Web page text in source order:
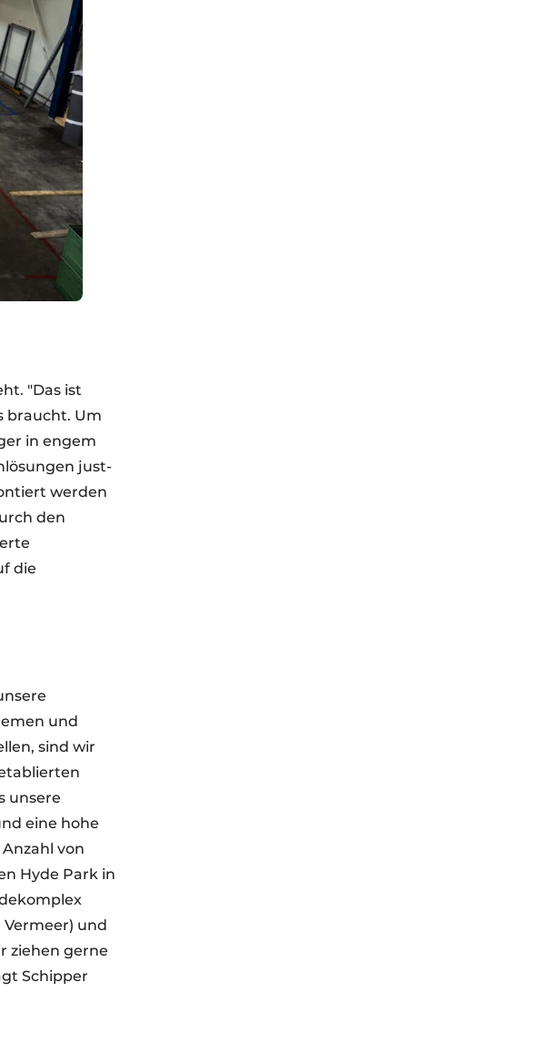
"Das ist
braucht. Um
in engem
just-
werden
den
die
und
sind wir
unsere
eine hohe
von
Hyde Park in
und
ziehen gerne
Schipper